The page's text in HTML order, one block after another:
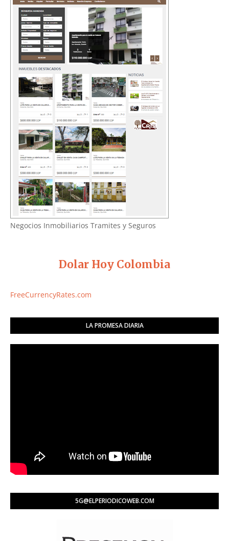
Negocios Inmobiliarios Tramites y Seguros
Dolar Hoy Colombia
FreeCurrencyRates.com
LA PROMESA DIARIA
5G@ELPERIODICOWEB.COM